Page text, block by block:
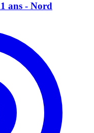
ans - Nord